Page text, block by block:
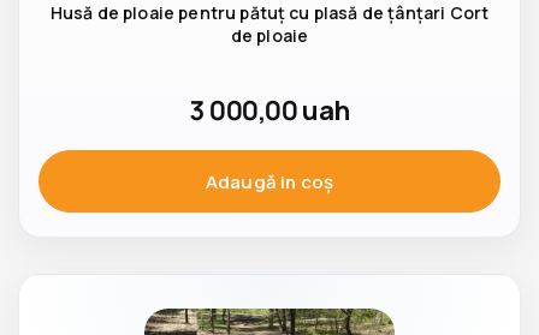
Husă de ploaie pentru pătuț cu plasă de țânțari Cort
de ploaie
3 000,00uah
Adaugă in coş